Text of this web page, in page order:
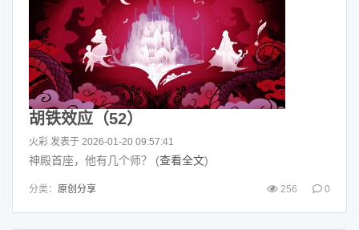
胡铁效应（52）
火彩 发表于 2026-01-20 09:57:41
神殿首座，他有几个师？ (查看全文)
分类： 原创分享 256 0